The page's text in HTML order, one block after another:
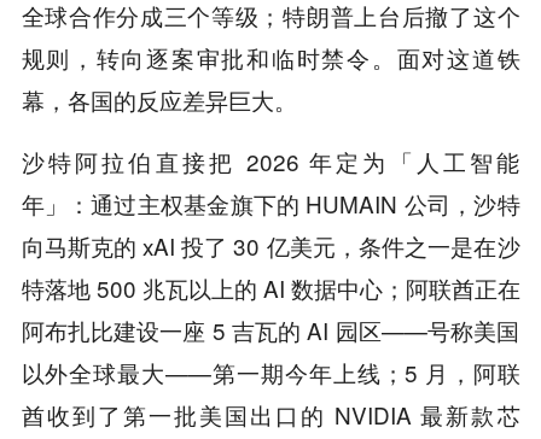
全球合作分成三个等级；特朗普上台后撤了这个
规则，转向逐案审批和临时禁令。面对这道铁
幕，各国的反应差异巨大。
沙特阿拉伯直接把 2026 年定为「人工智能
年」：通过主权基金旗下的 HUMAIN 公司，沙特
向马斯克的 xAI 投了 30 亿美元，条件之一是在沙
特落地 500 兆瓦以上的 AI 数据中心；阿联酋正在
阿布扎比建设一座 5 吉瓦的 AI 园区——号称美国
以外全球最大——第一期今年上线；5 月，阿联
酋收到了第一批美国出口的 NVIDIA 最新款芯